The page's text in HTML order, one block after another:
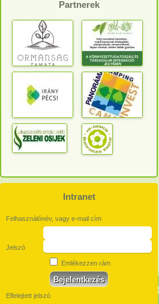
Partnerek
Intranet
Felhasználónév, vagy e-mail cím
Jelszó
Emlékezzen rám
Elfelejtett jelszó